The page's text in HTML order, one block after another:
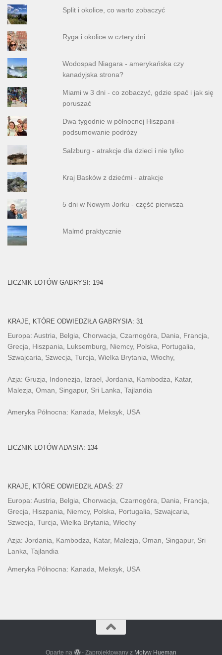
Split i okolice, co warto zobaczyć
Ryga i okolice w cztery dni
Wodospad Niagara - amerykańska czy
kanadyjska strona?
Miami w 3 dni - co zobaczyć, gdzie spać i jak się
poruszać
Dwa tygodnie w północnej Hiszpanii -
podsumowanie podróży
Salzburg - atrakcje dla dzieci i nie tylko
Kraj Basków z dziećmi - atrakcje
5 dni w Nowym Jorku - część pierwsza
Malmö praktycznie
LICZNIK LOTÓW GABRYSI: 194
KRAJE, KTÓRE ODWIEDZIŁA GABRYSIA: 31
Europa: Austria, Belgia, Chorwacja, Czarnogóra, Dania, Francja,
Grecja, Hiszpania, Luksemburg, Niemcy, Polska, Portugalia,
Szwajcaria, Szwecja, Turcja, Wielka Brytania, Włochy,
Azja: Gruzja, Indonezja, Izrael, Jordania, Kambodża, Katar,
Malezja, Oman, Singapur, Sri Lanka, Tajlandia
Ameryka Północna: Kanada, Meksyk, USA
LICZNIK LOTÓW ADASIA: 134
KRAJE, KTÓRE ODWIEDZIŁ ADAŚ: 27
Europa: Austria, Belgia, Chorwacja, Czarnogóra, Dania, Francja,
Grecja, Hiszpania, Niemcy, Polska, Portugalia, Szwajcaria,
Szwecja, Turcja, Wielka Brytania, Włochy
Azja: Jordania, Kambodża, Katar, Malezja, Oman, Singapur, Sri
Lanka, Tajlandia
Ameryka Północna: Kanada, Meksyk, USA
Oparte na - Zaprojektowany z Motyw Hueman